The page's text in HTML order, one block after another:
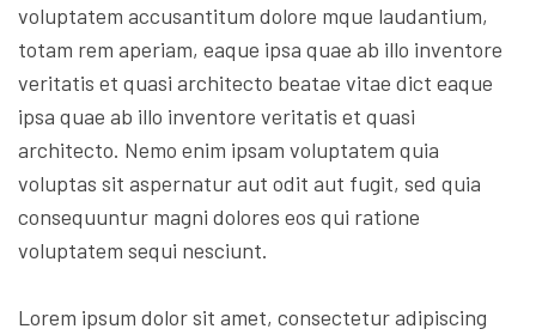
voluptatem accusantitum dolore mque laudantium,
totam rem aperiam, eaque ipsa quae ab illo inventore
veritatis et quasi architecto beatae vitae dict eaque
ipsa quae ab illo inventore veritatis et quasi
architecto. Nemo enim ipsam voluptatem quia
voluptas sit aspernatur aut odit aut fugit, sed quia
consequuntur magni dolores eos qui ratione
voluptatem sequi nesciunt.
Lorem ipsum dolor sit amet, consectetur adipiscing